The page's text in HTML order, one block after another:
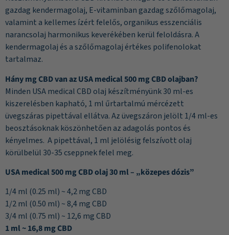
gazdag kendermagolaj, E-vitaminban gazdag szőlőmagolaj,
valamint a kellemes ízért felelős, organikus esszenciális
narancsolaj harmonikus keverékében kerül feloldásra. A
kendermagolaj és a szőlőmagolaj értékes polifenolokat
tartalmaz.
Hány mg CBD van az USA medical 500 mg CBD olajban?
Minden USA medical CBD olaj készítményünk 30 ml-es
kiszerelésben kapható, 1 ml űrtartalmú mércézett
üvegszáras pipettával ellátva. Az üvegszáron jelölt 1/4 ml-es
beosztásoknak köszönhetően az adagolás pontos és
kényelmes. A pipettával, 1 ml jelölésig felszívott olaj
körülbelül 30-35 cseppnek felel meg.
USA medical 500 mg CBD olaj 30 ml – „közepes dózis”
1/4 ml (0.25 ml) ~ 4,2 mg CBD
1/2 ml (0.50 ml) ~ 8,4 mg CBD
3/4 ml (0.75 ml) ~ 12,6 mg CBD
1 ml ~ 16,8 mg CBD